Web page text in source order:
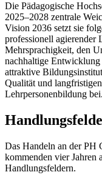
Die Pädagogische
2025–2028 zentrale
Vision 2036 setzt sie
professionell agierender
Mehrsprachigkeit, den
nachhaltige
attraktive
Qualität und
Lehrpersonenbildung bei.
Das Handeln an der PH
kommenden vier Jahren
Handlungsfeldern.